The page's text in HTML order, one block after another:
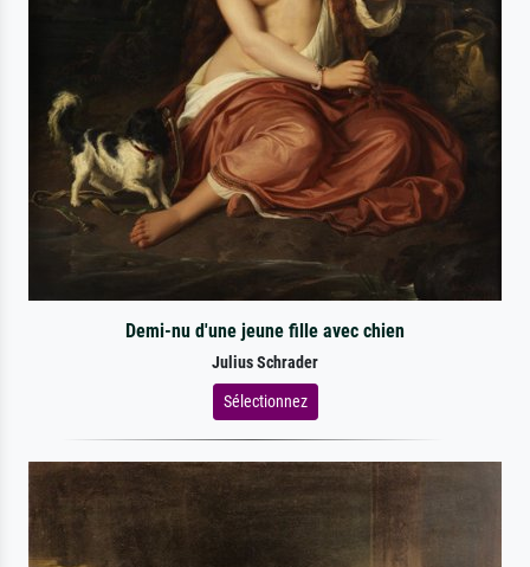
Demi-nu d'une jeune fille avec chien
Julius Schrader
Sélectionnez